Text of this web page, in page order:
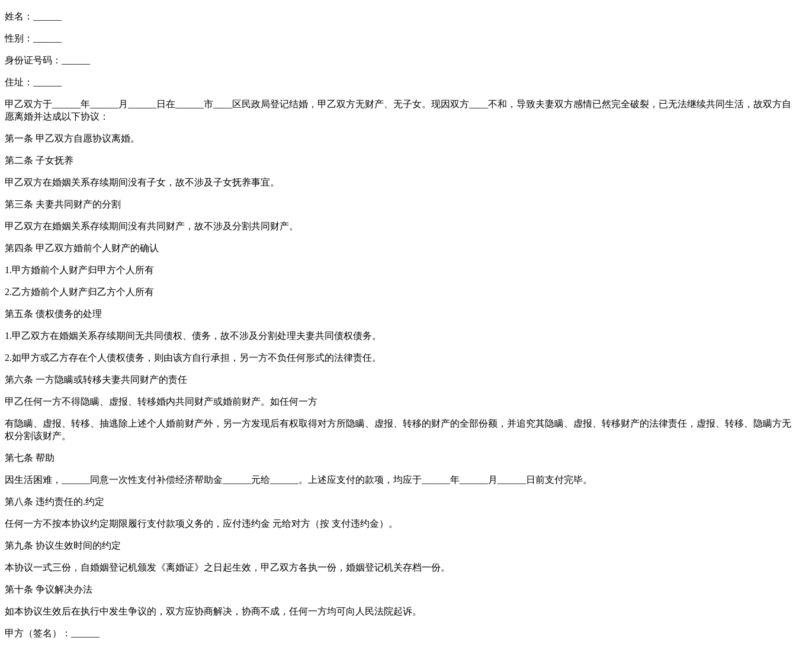
姓名：______
性别：______
身份证号码：______
住址：______
甲乙双方于______年______月______日在______市____区民政局登记结婚，甲乙双方无财产、无子女。现因双方____不和，导致夫妻双方感情已然完全破裂，已无法继续共同生活，故双方自
愿离婚并达成以下协议：
第一条 甲乙双方自愿协议离婚。
第二条 子女抚养
甲乙双方在婚姻关系存续期间没有子女，故不涉及子女抚养事宜。
第三条 夫妻共同财产的分割
甲乙双方在婚姻关系存续期间没有共同财产，故不涉及分割共同财产。
第四条 甲乙双方婚前个人财产的确认
1.甲方婚前个人财产归甲方个人所有
2.乙方婚前个人财产归乙方个人所有
第五条 债权债务的处理
1.甲乙双方在婚姻关系存续期间无共同债权、债务，故不涉及分割处理夫妻共同债权债务。
2.如甲方或乙方存在个人债权债务，则由该方自行承担，另一方不负任何形式的法律责任。
第六条 一方隐瞒或转移夫妻共同财产的责任
甲乙任何一方不得隐瞒、虚报、转移婚内共同财产或婚前财产。如任何一方
有隐瞒、虚报、转移、抽逃除上述个人婚前财产外，另一方发现后有权取得对方所隐瞒、虚报、转移的财产的全部份额，并追究其隐瞒、虚报、转移财产的法律责任，虚报、转移、隐瞒方无
权分割该财产。
第七条 帮助
因生活困难，______同意一次性支付补偿经济帮助金______元给______。上述应支付的款项，均应于______年______月______日前支付完毕。
第八条 违约责任的.约定
任何一方不按本协议约定期限履行支付款项义务的，应付违约金 元给对方（按 支付违约金）。
第九条 协议生效时间的约定
本协议一式三份，自婚姻登记机颁发《离婚证》之日起生效，甲乙双方各执一份，婚姻登记机关存档一份。
第十条 争议解决办法
如本协议生效后在执行中发生争议的，双方应协商解决，协商不成，任何一方均可向人民法院起诉。
甲方（签名）：______